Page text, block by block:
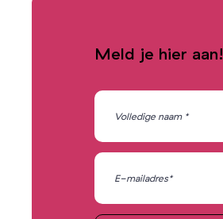
Meld je hier aan!